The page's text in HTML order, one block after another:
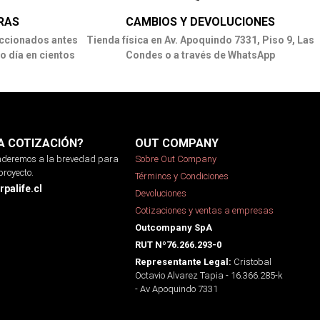
antes
día en cientos
CAMBIOS Y DEVOLUCIONES
Tienda física en Av. Apoquindo 7331, Piso 9, Las
Condes o a través de WhatsApp
COTIZACIÓN?
a la brevedad para
OUT COMPANY
Sobre Out Company
Términos y Condiciones
Devoluciones
Cotizaciones y ventas a empresas
Outcompany SpA
RUT Nº76.266.293-0
Representante Legal: Cristobal
Octavio Alvarez Tapia - 16.366.285-k
- Av Apoquindo 7331